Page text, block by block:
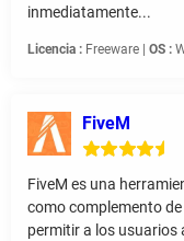
inmediatamente...
Licencia : Freeware | OS :
FiveM
FiveM es una
como complemento
permitir a los usuarios